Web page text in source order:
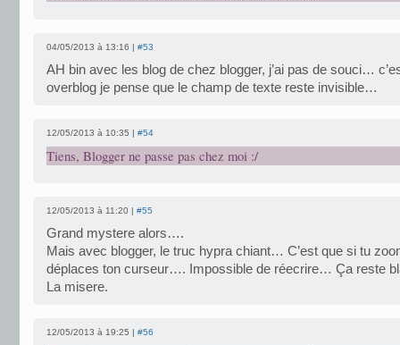
04/05/2013 à 13:16 | #53
AH bin avec les blog de chez blogger, j’ai pas de souci…
overblog je pense que le champ de texte reste invisible…
12/05/2013 à 10:35 | #54
Tiens, Blogger ne passe pas chez moi :/
12/05/2013 à 11:20 | #55
Grand mystere alors….
Mais avec blogger, le truc hypra chiant… C’est que si tu
déplaces ton curseur…. Impossible de réecrire… Ça reste
La misere.
12/05/2013 à 19:25 | #56